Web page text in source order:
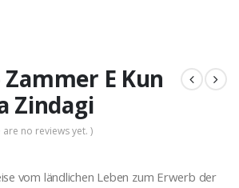
E Kun
Zindagi
are no reviews yet. )
vom ländlichen Leben zum Erwerb der